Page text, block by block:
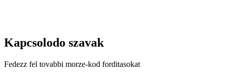
Kapcsolodo szavak
Fedezz fel tovabbi morze-kod forditasokat